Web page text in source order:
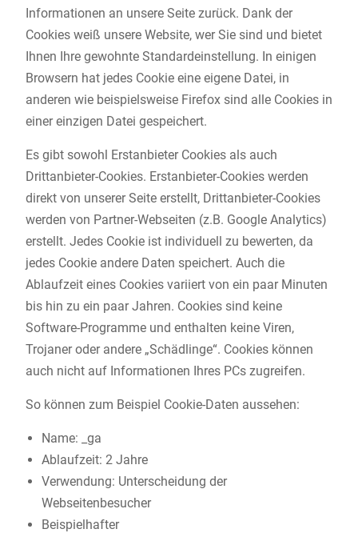
Informationen an unsere Seite zurück. Dank der
Cookies weiß unsere Website, wer Sie sind und bietet
Ihnen Ihre gewohnte Standardeinstellung. In einigen
Browsern hat jedes Cookie eine eigene Datei, in
anderen wie beispielsweise Firefox sind alle Cookies in
einer einzigen Datei gespeichert.
Es gibt sowohl Erstanbieter Cookies als auch
Drittanbieter-Cookies. Erstanbieter-Cookies werden
direkt von unserer Seite erstellt, Drittanbieter-Cookies
werden von Partner-Webseiten (z.B. Google Analytics)
erstellt. Jedes Cookie ist individuell zu bewerten, da
jedes Cookie andere Daten speichert. Auch die
Ablaufzeit eines Cookies variiert von ein paar Minuten
bis hin zu ein paar Jahren. Cookies sind keine
Software-Programme und enthalten keine Viren,
Trojaner oder andere „Schädlinge“. Cookies können
auch nicht auf Informationen Ihres PCs zugreifen.
So können zum Beispiel Cookie-Daten aussehen:
Name: _ga
Ablaufzeit: 2 Jahre
Verwendung: Unterscheidung der
Webseitenbesucher
Beispielhafter